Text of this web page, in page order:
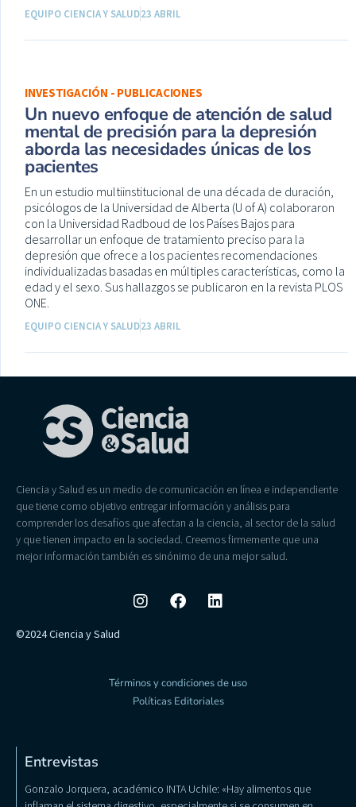
EQUIPO CIENCIA Y SALUD23 ABRIL
INVESTIGACIÓN - PUBLICACIONES
Un nuevo enfoque de atención de salud
mental de precisión para la depresión
aborda las necesidades únicas de los
pacientes
En un estudio multiinstitucional de una década de duración,
psicólogos de la Universidad de Alberta (U of A) colaboraron
con la Universidad Radboud de los Países Bajos para
desarrollar un enfoque de tratamiento preciso para la
depresión que ofrece a los pacientes recomendaciones
individualizadas basadas en múltiples características, como la
edad y el sexo. Sus hallazgos se publicaron en la revista PLOS
ONE.
EQUIPO CIENCIA Y SALUD23 ABRIL
Ciencia y Salud es un medio de comunicación en línea e independiente
que tiene como objetivo entregar información y análisis para
comprender los desafíos que afectan a la ciencia, al sector de la salud
y que tienen impacto en la sociedad. Creemos firmemente que una
mejor información también es sinónimo de una mejor salud.
©2024 Ciencia y Salud
Términos y condiciones de uso
Políticas Editoriales
Entrevistas
Gonzalo Jorquera, académico INTA Uchile: «Hay alimentos que